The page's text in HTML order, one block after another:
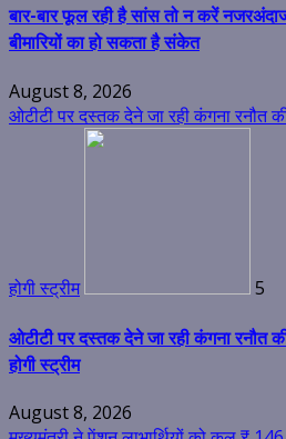
बार-बार फूल रही है सांस तो न करें
बीमारियों का हो सकता है संकेत
August 8, 2026
ओटीटी पर दस्तक देने जा रही कंगना रनौत की
होगी स्ट्रीम 5
ओटीटी पर दस्तक देने जा रही कंगना रनौत की
होगी स्ट्रीम
August 8, 2026